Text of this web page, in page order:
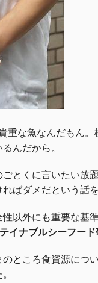
な魚なんだもん
んだから。
とくに言いたい
ばダメだという話を
以外にも重要な基
イナブルシーフー
ところ食資源に